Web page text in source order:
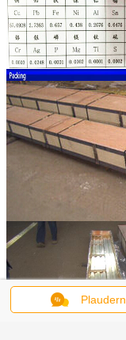
Plaudern